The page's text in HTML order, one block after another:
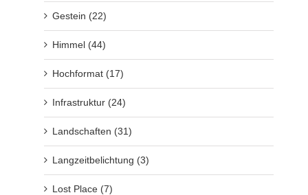
Gestein (22)
Himmel (44)
Hochformat (17)
Infrastruktur (24)
Landschaften (31)
Langzeitbelichtung (3)
Lost Place (7)